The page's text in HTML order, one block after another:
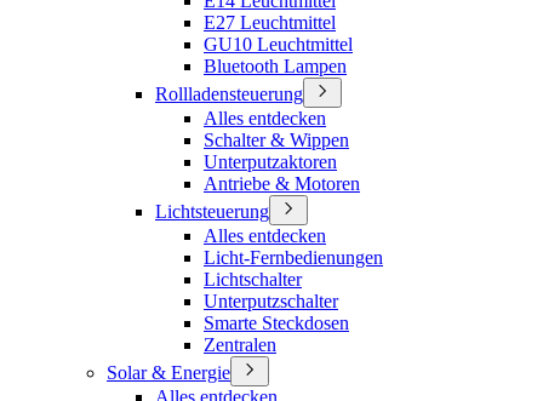
E27 Leuchtmittel
GU10 Leuchtmittel
Bluetooth Lampen
Rollladensteuerung
Alles entdecken
Schalter & Wippen
Unterputzaktoren
Antriebe & Motoren
Lichtsteuerung
Alles entdecken
Licht-Fernbedienungen
Lichtschalter
Unterputzschalter
Smarte Steckdosen
Zentralen
Solar & Energie
Alles entdecken